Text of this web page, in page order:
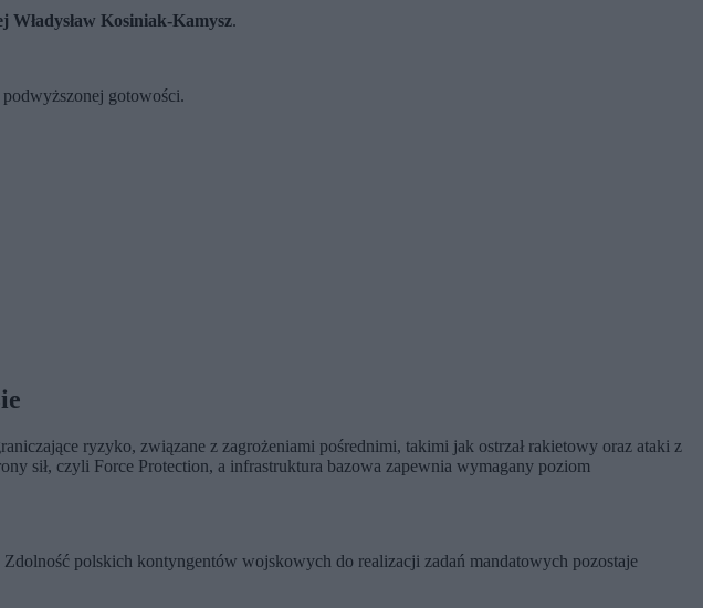
Kosiniak-Kamysz.
gotowości.
ryzyko, związane z zagrożeniami pośrednimi, takimi jak ostrzał rakietowy oraz ataki z
sił, czyli Force Protection, a infrastruktura bazowa zapewnia wymagany poziom
polskich kontyngentów wojskowych do realizacji zadań mandatowych pozostaje